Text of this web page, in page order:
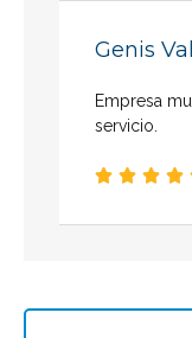
Genis
Empresa
servicio.
   